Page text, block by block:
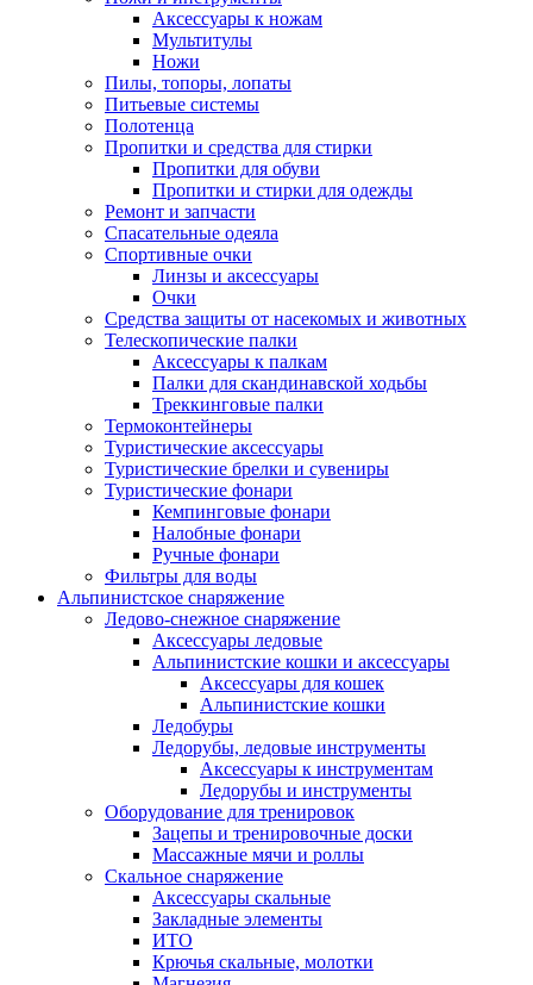
Аксессуары к ножам
Мультитулы
Ножи
Пилы, топоры, лопаты
Питьевые системы
Полотенца
Пропитки и средства для стирки
Пропитки для обуви
Пропитки и стирки для одежды
Ремонт и запчасти
Спасательные одеяла
Спортивные очки
Линзы и аксессуары
Очки
Средства защиты от насекомых и животных
Телескопические палки
Аксессуары к палкам
Палки для скандинавской ходьбы
Треккинговые палки
Термоконтейнеры
Туристические аксессуары
Туристические брелки и сувениры
Туристические фонари
Кемпинговые фонари
Налобные фонари
Ручные фонари
Фильтры для воды
Альпинистское снаряжение
Ледово-снежное снаряжение
Аксессуары ледовые
Альпинистские кошки и аксессуары
Аксессуары для кошек
Альпинистские кошки
Ледобуры
Ледорубы, ледовые инструменты
Аксессуары к инструментам
Ледорубы и инструменты
Оборудование для тренировок
Зацепы и тренировочные доски
Массажные мячи и роллы
Скальное снаряжение
Аксессуары скальные
Закладные элементы
ИТО
Крючья скальные, молотки